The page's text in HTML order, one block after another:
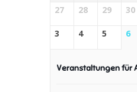
27 28 29 30
3 4 5 6
Veranstaltungen für